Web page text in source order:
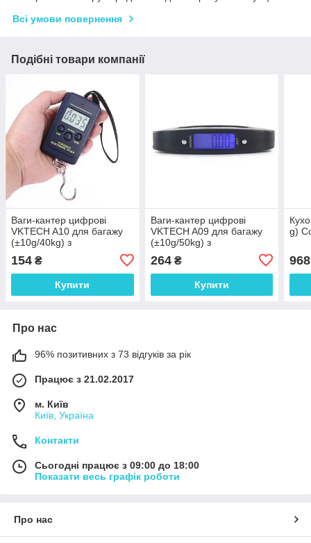
Всі умови повернення
Подібні товари компанії
Ваги-кантер цифрові
VKTECH A10 для багажу
(±10g/40kg) з
154 ₴
Купити
Ваги-кантер цифрові
VKTECH A09 для багажу
(±10g/50kg) з
264₴
Купити
g)
968
Про нас
96% позитивних з 73 відгуків за рік
Працює з 21.02.2017
м. Київ
Київ, Україна
Контакти
Сьогодні працює з 09:00 до 18:00
Показати весь графік роботи
Про нас